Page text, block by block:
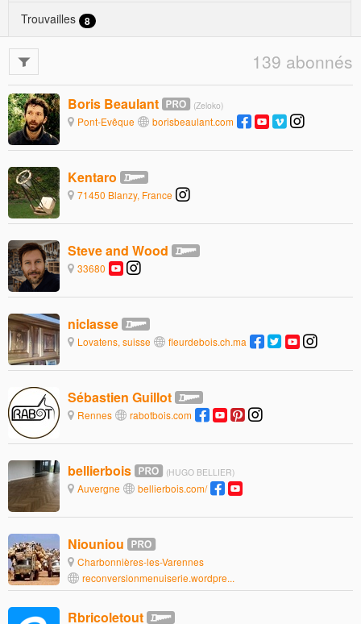
Trouvailles 8
139 abonnés
Boris Beaulant (Zeloko)
Pont-Evêque borisbeaulant.com
Kentaro
71450 Blanzy, France
Steve and Wood
33680
niclasse
Lovatens, suisse fleurdebois.ch.ma
Sébastien Guillot
Rennes rabotbois.com
bellierbois (HUGO BELLIER)
Auvergne bellierbois.com/
Niouniou
Charbonnières-les-Varennes
reconversionmenuiserie.wordpre...
Rbricoletout